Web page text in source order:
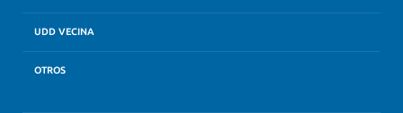
UDD VECINA
OTROS